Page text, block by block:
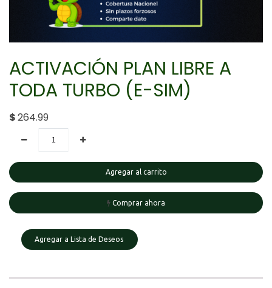
ACTIVACIÓN PLAN LIBRE A
TODA TURBO (E-SIM)
$264.99
Agregar al carrito
Comprar ahora
Agregar a Lista de Deseos